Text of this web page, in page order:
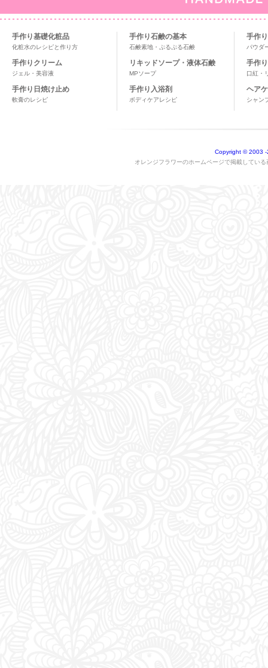
手作り基礎化粧品
化粧水のレシピと作り方
手作りクリーム
ジェル・美容液
手作り日焼け止め
軟膏のレシピ
手作り石鹸の基本
石鹸素地・ぷるぷる石鹸
リキッドソープ・液体石鹸
MPソープ
手作り入浴剤
ボディケアレシピ
手作
パウダ
手作
口紅・
ヘア
シャン
Copyright © 2003 -
オレンジフラワーのホームページで掲載してい